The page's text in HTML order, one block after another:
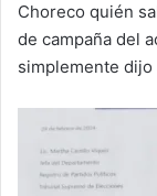
Choreco quién
de campaña del
simplemente dijo